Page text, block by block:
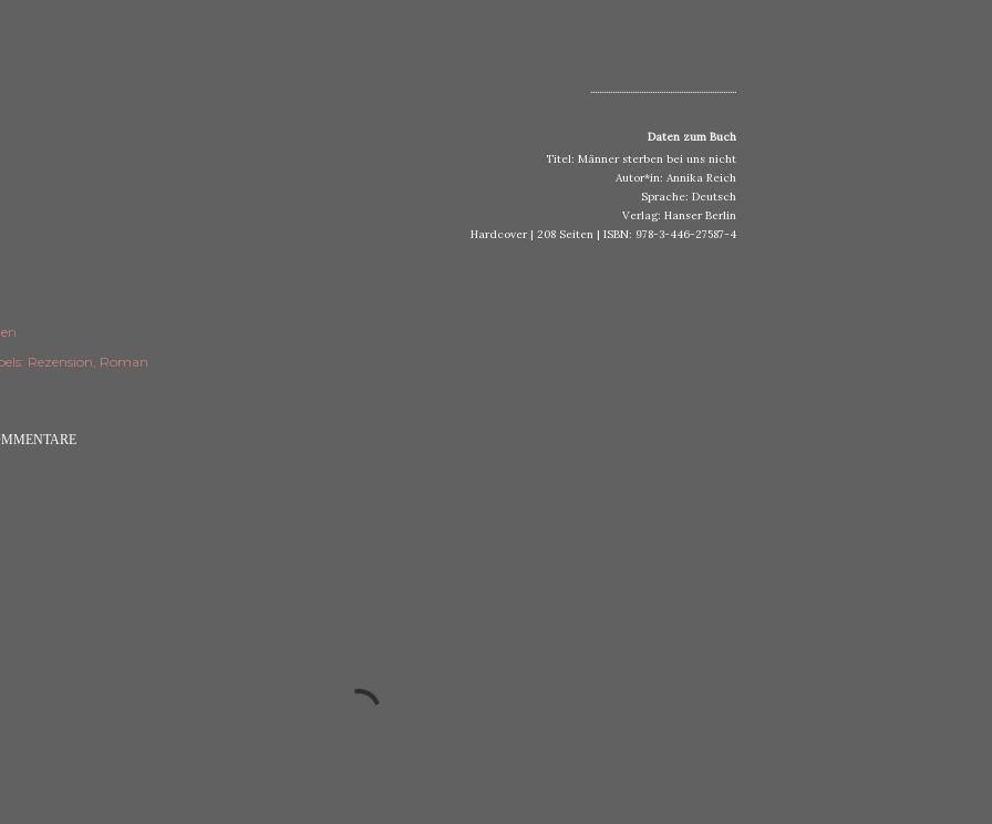
..................................................................
Daten zum Buch
Titel: Männer sterben bei uns nicht
Autor*in: Annika Reich
Sprache: Deutsch
Verlag: Hanser Berlin
Hardcover | 208 Seiten | ISBN: 978-3-446-27587-4
Rezension Roman